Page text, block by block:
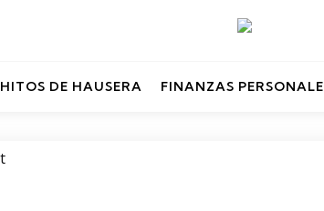
HITOS DE HAUSERA FINANZAS